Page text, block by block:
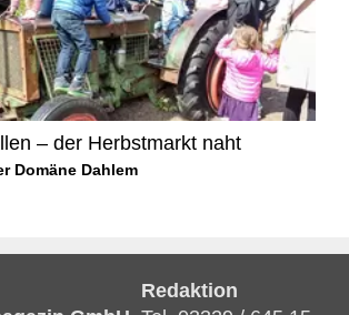
– der Herbstmarkt naht
Domäne Dahlem
Redaktion